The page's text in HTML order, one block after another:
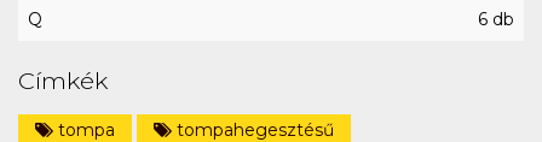
Q 6 db
Címkék
tompa
tompahegesztésű